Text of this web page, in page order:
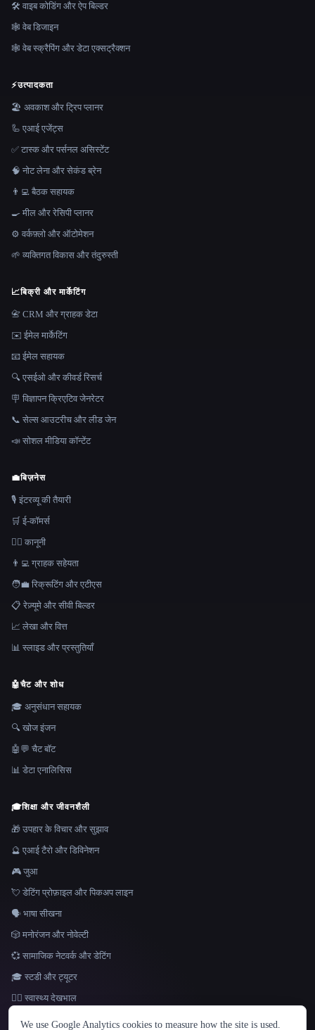
भाषा
English español Français Русский 简体中文
🛠️ वाइब कोडिंग और ऐप बिल्डर
🕸 वेब डिजाइन
🕸️ वेब स्क्रैपिंग और डेटा एक्सट्रैक्शन
⚡उत्पादकता
🏖 अवकाश और ट्रिप प्लानर
🦾 एआई एजेंट्स
✅ टास्क और पर्सनल असिस्टेंट
🧠 नोट लेना और सेकंड ब्रेन
👨‍💻 बैठक सहायक
🍳 मील और रेसिपी प्लानर
⚙️ वर्कफ़्लो और ऑटोमेशन
🌱 व्यक्तिगत विकास और तंदुरुस्ती
📈बिक्री और मार्केटिंग
📇 CRM और ग्राहक डेटा
✉️ ईमेल मार्केटिंग
📧 ईमेल सहायक
🔍 एसईओ और कीवर्ड रिसर्च
🪧 विज्ञापन क्रिएटिव जेनरेटर
📞 सेल्स आउटरीच और लीड जेन
📣 सोशल मीडिया कॉन्टेंट
💼बिज़नेस
🎙️ इंटरव्यू की तैयारी
🛒 ई-कॉमर्स
👩‍⚖️ कानूनी
👨‍💻 ग्राहक सहेयता
🧑‍💼 रिक्रूटिंग और एटीएस
📋 रेज़्यूमे और सीवी बिल्डर
📈 लेखा और वित्त
📊 स्लाइड और प्रस्तुतियाँ
🤖चैट और शोध
🎓 अनुसंधान सहायक
🔍 खोज इंजन
🤖💬 चैट बॉट
📊 डेटा एनालिसिस
🎓शिक्षा और जीवनशैली
🎁 उपहार के विचार और सुझाव
🔮 एआई टैरो और डिविनेशन
🎮 जुआ
💘 डेटिंग प्रोफ़ाइल और पिकअप लाइन
🗣️ भाषा सीखना
🎲 मनोरंजन और नोवेल्टी
💞 सामाजिक नेटवर्क और डेटिंग
🎓 स्टडी और ट्यूटर
👩‍⚕️ स्वास्थ्य देखभाल
We use Google Analytics cookies to measure how the site is used.